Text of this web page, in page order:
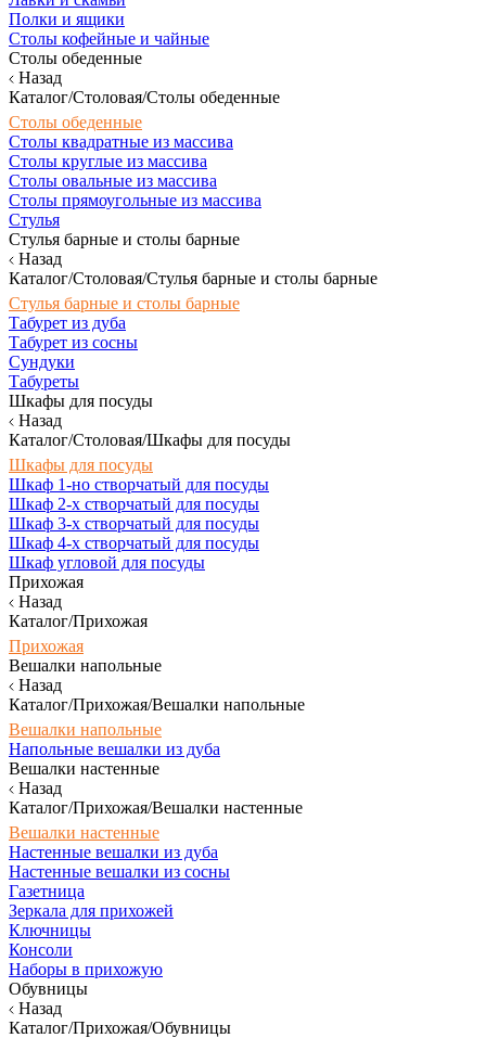
Полки и ящики
Столы кофейные и чайные
Столы обеденные
Назад
Каталог/Столовая/Столы обеденные
Столы обеденные
Столы квадратные из массива
Столы круглые из массива
Столы овальные из массива
Столы прямоугольные из массива
Стулья
Стулья барные и столы барные
Назад
Каталог/Столовая/Стулья барные и столы барные
Стулья барные и столы барные
Табурет из дуба
Табурет из сосны
Сундуки
Табуреты
Шкафы для посуды
Назад
Каталог/Столовая/Шкафы для посуды
Шкафы для посуды
Шкаф 1-но створчатый для посуды
Шкаф 2-х створчатый для посуды
Шкаф 3-х створчатый для посуды
Шкаф 4-х створчатый для посуды
Шкаф угловой для посуды
Прихожая
Назад
Каталог/Прихожая
Прихожая
Вешалки напольные
Назад
Каталог/Прихожая/Вешалки напольные
Вешалки напольные
Напольные вешалки из дуба
Вешалки настенные
Назад
Каталог/Прихожая/Вешалки настенные
Вешалки настенные
Настенные вешалки из дуба
Настенные вешалки из сосны
Газетница
Зеркала для прихожей
Ключницы
Консоли
Наборы в прихожую
Обувницы
Назад
Каталог/Прихожая/Обувницы